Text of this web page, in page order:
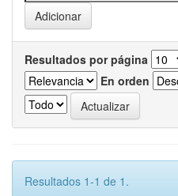
Resultados por página
En orden
Resultados 1-1 de 1.